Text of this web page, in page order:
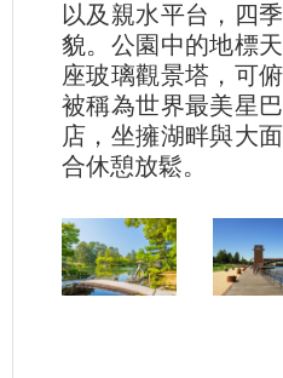
以及親水平台，四
貌。公園中的地標
座玻璃觀景塔，可
被稱為世界最美星
店，坐擁湖畔與大
合休憩放鬆。